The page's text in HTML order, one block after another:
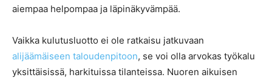
aiempaa helpompaa ja läpinäkyvämpää.
Vaikka kulutusluotto ei ole ratkaisu jatkuvaan
alijäämäiseen taloudenpitoon, se voi olla arvokas työkalu
yksittäisissä, harkituissa tilanteissa. Nuoren aikuisen